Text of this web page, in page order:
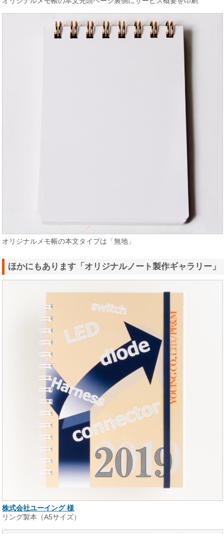
オリジナルメモ帳の本文タイプは「無地」
ほかにもあります「オリジナルノート製作ギャラリー」
株式会社ユーイング 様
リング製本（A5サイズ）